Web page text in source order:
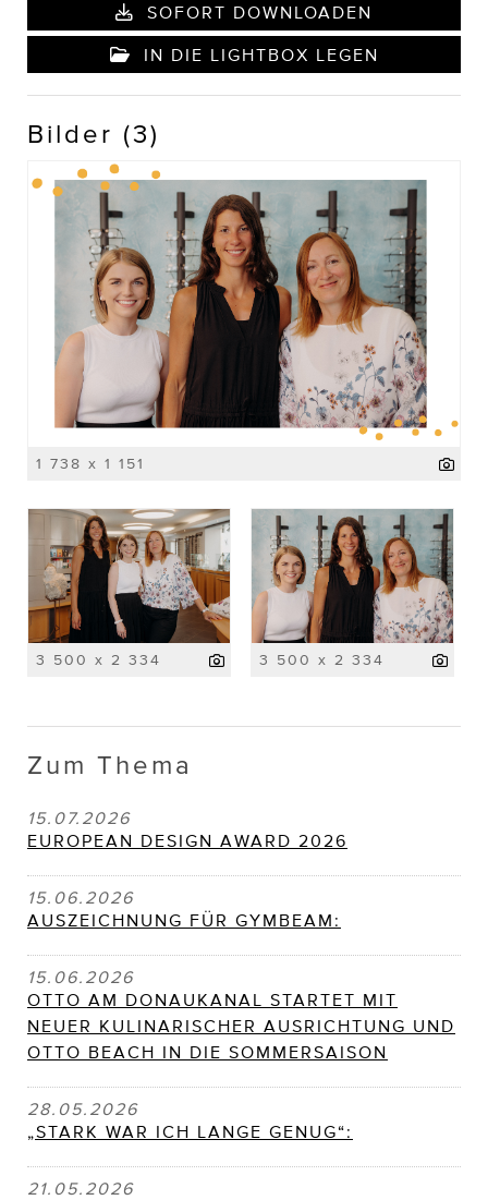
SOFORT DOWNLOADEN
IN DIE LIGHTBOX LEGEN
Bilder (3)
1 738 x 1 151
3 500 x 2 334 3 500 x 2 334
Zum Thema
15.07.2026
EUROPEAN DESIGN AWARD 2026
15.06.2026
AUSZEICHNUNG FÜR GYMBEAM:
15.06.2026
OTTO AM DONAUKANAL STARTET MIT
NEUER KULINARISCHER AUSRICHTUNG UND
OTTO BEACH IN DIE SOMMERSAISON
28.05.2026
„STARK WAR ICH LANGE GENUG“:
21.05.2026